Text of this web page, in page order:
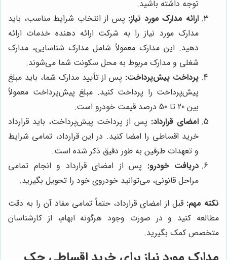
توجه داشته باشید.
ارائه مدارک مورد نیاز: پس از انتخاب شرایط مناسب، باید
مدارک مورد نیاز را به شرکت ارائه دهنده خدمات ارائه
دهید. این مدارک معمولاً شامل مدارک شناسایی، مدارک
شغلی و مدارک مربوط به محل سکونت شما می‌شوند.
پرداخت پیش‌پرداخت: پس از تأیید مدارک شما، باید مبلغ
پیش‌پرداخت را پرداخت کنید. مبلغ پیش‌پرداخت معمولاً
بین 20 تا 50 درصد قیمت خودرو است.
امضای قرارداد: پس از پرداخت پیش‌پرداخت، باید قرارداد
خرید اقساطی را امضا کنید. در این قرارداد، تمامی شرایط
و تعهدات طرفین به طور دقیق ذکر شده است.
دریافت خودرو: پس از امضای قرارداد و انجام تمامی
مراحل قانونی، می‌توانید خودروی خود را تحویل بگیرید.
نکته مهم: قبل از امضای قرارداد، حتماً تمامی مفاد آن را به دقت
مطالعه کنید و در صورت وجود هرگونه ابهام، از کارشناسان
متخصص کمک بگیرید.